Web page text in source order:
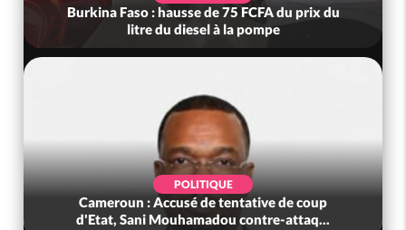
Burkina Faso : hausse de 75 FCFA du prix du
litre du diesel à la pompe
POLITIQUE
Cameroun : Accusé de tentative de coup
d'Etat, Sani Mouhamadou contre-attaq...